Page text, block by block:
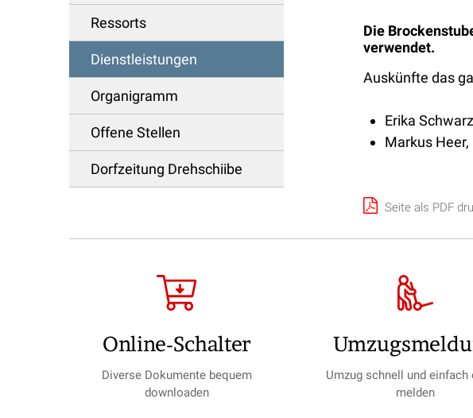
Ressorts
Dienstleistungen
Organigramm
Offene Stellen
Dorfzeitung Drehschiibe
Die
verwendet.
Auskünfte das
Erika
Markus Heer,
Seite als PDF
Online-Schalter
Diverse Dokumente bequem
downloaden
Umzug schnell und einfach
melden